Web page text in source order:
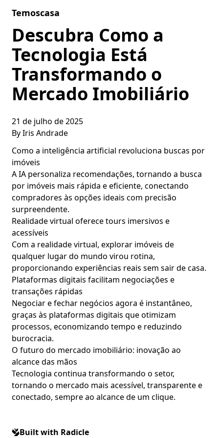
Temoscasa
Descubra Como a
Tecnologia Está
Transformando o
Mercado Imobiliário
21 de julho de 2025
ByIris Andrade
Como a inteligência artificial revoluciona buscas por
imóveis
A IA personaliza recomendações, tornando a busca
por imóveis mais rápida e eficiente, conectando
compradores às opções ideais com precisão
surpreendente.
Realidade virtual oferece tours imersivos e
acessíveis
Com a realidade virtual, explorar imóveis de
qualquer lugar do mundo virou rotina,
proporcionando experiências reais sem sair de casa.
Plataformas digitais facilitam negociações e
transações rápidas
Negociar e fechar negócios agora é instantâneo,
graças às plataformas digitais que otimizam
processos, economizando tempo e reduzindo
burocracia.
O futuro do mercado imobiliário: inovação ao
alcance das mãos
Tecnologia continua transformando o setor,
tornando o mercado mais acessível, transparente e
conectado, sempre ao alcance de um clique.
Built with Radicle